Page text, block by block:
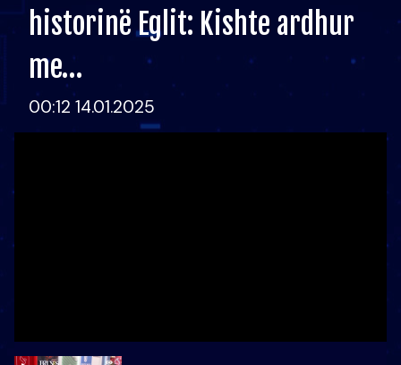
historinë Eglit: Kishte ardhur
me…
00:12 14.01.2025